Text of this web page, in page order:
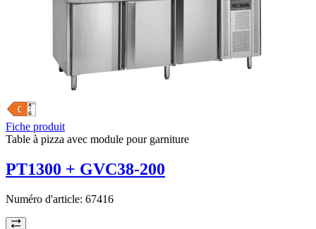
Fiche produit
Table à pizza avec module pour garniture
PT1300 + GVC38-200
Numéro d'article: 67416